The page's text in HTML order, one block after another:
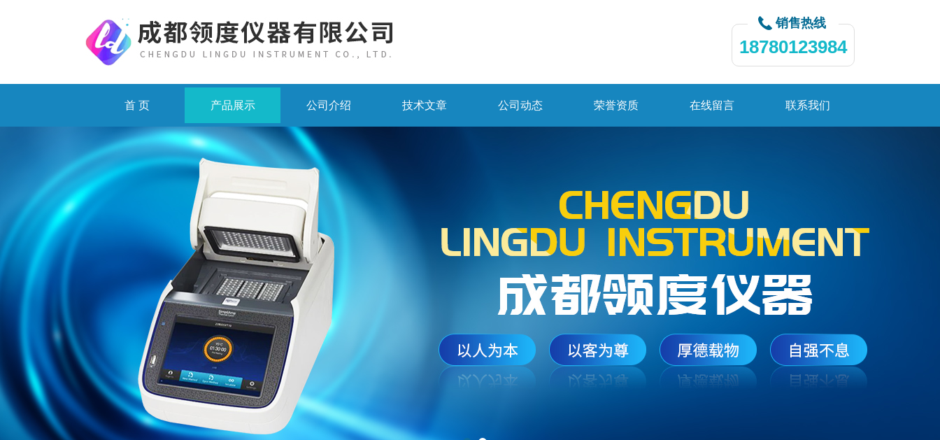
销售热线
18780123984
首 页 产品展示 公司介绍 技术文章 公司动态 荣誉资质 在线留言 联系我们